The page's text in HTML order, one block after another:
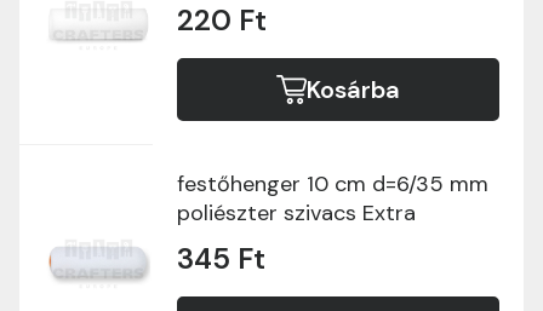
220 Ft
Kosárba
festőhenger 10 cm d=6/35 mm
poliészter szivacs Extra
345 Ft